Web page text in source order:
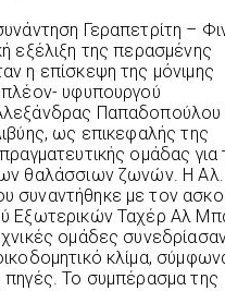
Γεραπετρίτη –
εξέλιξη της περασμένης
η επίσκεψη της μόνιμης
υφυπουργού
Παπαδοπούλου
ως επικεφαλής της
ομάδας για
θαλάσσιων ζωνών. Η Αλ.
συναντήθηκε με τον
Εξωτερικών Ταχέρ Αλ
ομάδες
κλίμα,
πηγές. Το συμπέρασμα της